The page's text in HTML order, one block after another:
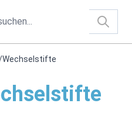
Wechselstifte